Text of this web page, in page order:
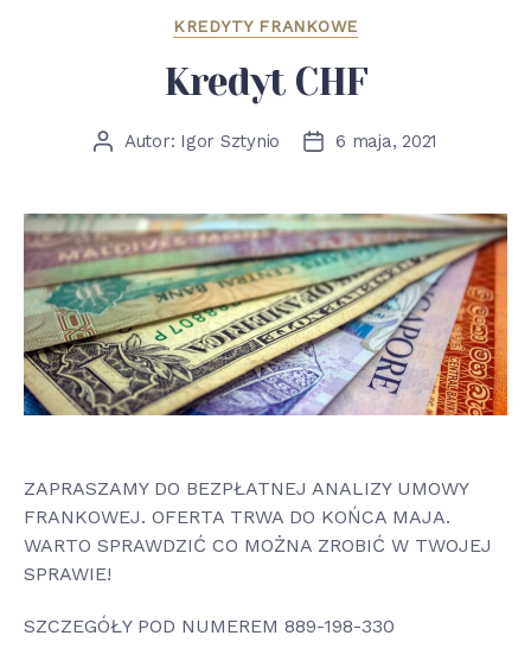
Kategorie
KREDYTY FRANKOWE
Kredyt CHF
AutorAutor: Igor Sztynio
Data6 maja, 2021
ZAPRASZAMY DO BEZPŁATNEJ ANALIZY UMOWY
FRANKOWEJ. OFERTA TRWA DO KOŃCA MAJA.
WARTO SPRAWDZIĆ CO MOŻNA ZROBIĆ W TWOJEJ
SPRAWIE!
SZCZEGÓŁY POD NUMEREM 889-198-330